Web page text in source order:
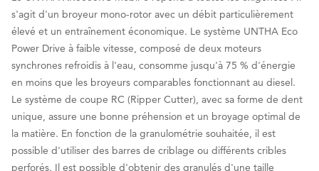
s'agit d'un broyeur mono-rotor avec un débit particulièrement
élevé et un entraînement économique. Le système UNTHA Eco
Power Drive à faible vitesse, composé de deux moteurs
synchrones refroidis à l'eau, consomme jusqu'à 75 % d'énergie
en moins que les broyeurs comparables fonctionnant au diesel.
Le système de coupe RC (Ripper Cutter), avec sa forme de dent
unique, assure une bonne préhension et un broyage optimal de
la matière. En fonction de la granulométrie souhaitée, il est
possible d'utiliser des barres de criblage ou différents cribles
perforés. Il est possible d'obtenir des granulés d'une taille